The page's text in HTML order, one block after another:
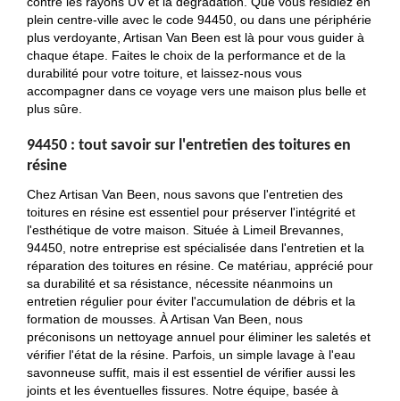
plein centre-ville avec le code 94450, ou dans une périphérie
plus verdoyante, Artisan Van Been est là pour vous guider à
chaque étape. Faites le choix de la performance et de la
durabilité pour votre toiture, et laissez-nous vous
accompagner dans ce voyage vers une maison plus belle et
plus sûre.
94450 : tout savoir sur l'entretien des toitures en
résine
Chez Artisan Van Been, nous savons que l'entretien des
toitures en résine est essentiel pour préserver l'intégrité et
l'esthétique de votre maison. Située à Limeil Brevannes,
94450, notre entreprise est spécialisée dans l'entretien et la
réparation des toitures en résine. Ce matériau, apprécié pour
sa durabilité et sa résistance, nécessite néanmoins un
entretien régulier pour éviter l'accumulation de débris et la
formation de mousses. À Artisan Van Been, nous
préconisons un nettoyage annuel pour éliminer les saletés et
vérifier l'état de la résine. Parfois, un simple lavage à l'eau
savonneuse suffit, mais il est essentiel de vérifier aussi les
joints et les éventuelles fissures. Notre équipe, basée à